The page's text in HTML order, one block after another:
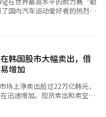
继续保持强劲走势。 代信
价指数因美国与伊朗和平协议
年第14次启动买入侧卡，出现
入。外国投资者净买入1兆
，推动了指数的上涨。相反，
获利了结。 市值较大的
SK海力士（6.79%）、SK
）、现代汽车（6.43%）、
命（9.21%）、三星物产
上涨。 KOSDAQ指数
4.98点（0.48%），报
国内汽车运动爱好者的热烈关
克服了长时间的严酷驾驶，顺
韩国品牌在世界最高耐力赛中
在聊天中纷纷发送“还剩几
、“最后冲刺，加油”等鼓励
”对于长时间直播，他开玩笑
韩国股市大幅卖出，借
增加
场上净卖出超过22万亿韩元，
迅速增加。现货卖出和卖空的
内股市的影响力进一步增强。